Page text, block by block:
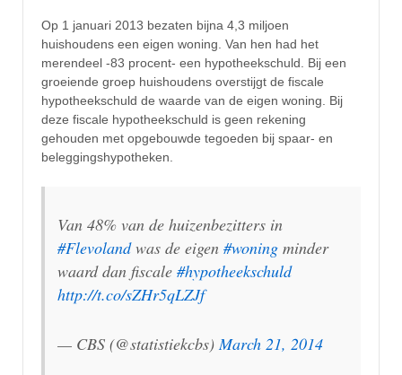
Op 1 januari 2013 bezaten bijna 4,3 miljoen
huishoudens een eigen woning. Van hen had het
merendeel -83 procent- een hypotheekschuld. Bij een
groeiende groep huishoudens overstijgt de fiscale
hypotheekschuld de waarde van de eigen woning. Bij
deze fiscale hypotheekschuld is geen rekening
gehouden met opgebouwde tegoeden bij spaar- en
beleggingshypotheken.
Van 48% van de huizenbezitters in
#Flevolandwas de eigen #woning minder
waard dan fiscale #hypotheekschuld
http://t.co/sZHr5qLZJf
— CBS (@statistiekcbs)March 21, 2014